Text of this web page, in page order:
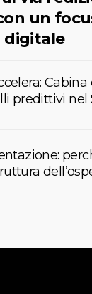
un
digitale
predittivi nel